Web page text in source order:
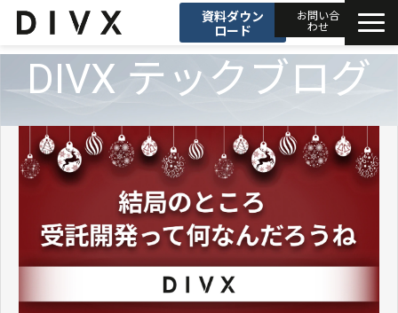
資料ダウン
ロード
お問い合
わせ
AIソリューション
DIVXブログ
開発事例
DIVX テックブログ